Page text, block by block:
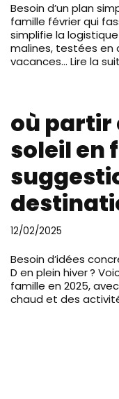
Besoin d’un plan
famille février qui
simplifie la
malines, testées en
vacances… Lire la
où partir
soleil en
12/02/2025
Besoin d’idées
D en plein hiver ?
famille en 2025,
chaud et des